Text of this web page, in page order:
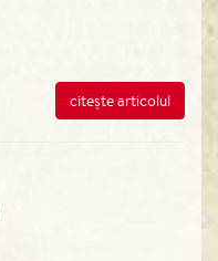
citește articolul